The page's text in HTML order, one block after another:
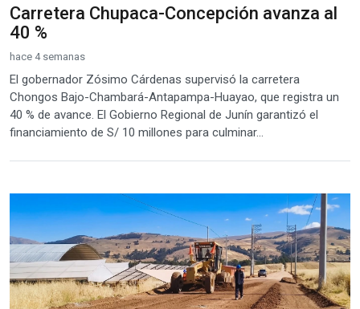
Carretera Chupaca-Concepción avanza al
40 %
hace 4 semanas
El gobernador Zósimo Cárdenas supervisó la carretera
Chongos Bajo-Chambará-Antapampa-Huayao, que registra un
40 % de avance. El Gobierno Regional de Junín garantizó el
financiamiento de S/ 10 millones para culminar...